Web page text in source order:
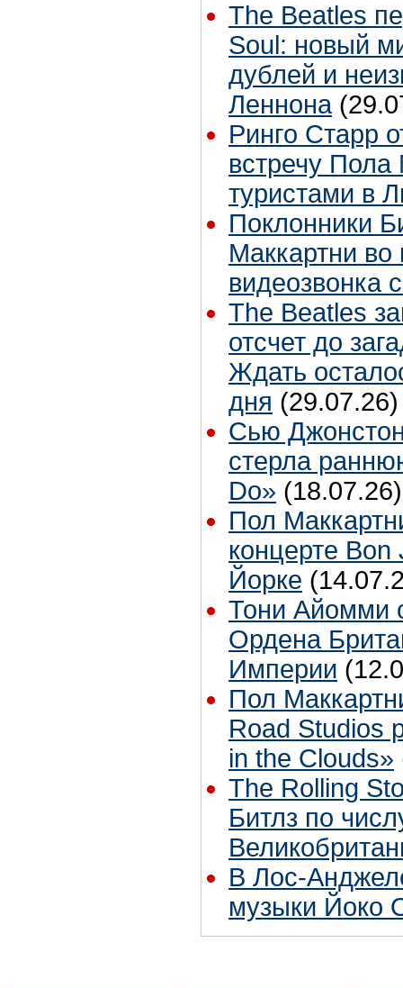
The Beatles
Soul: новый
дублей и
Леннона
Ринго Старр
встречу Пола
туристами в
Поклонники
Маккартни во
видеозвонка
The Beatles
отсчет до
Ждать
дня (29.07.26)
Сью
стерла
Do» (18.07.26)
Пол
концерте
Йорке
Тони Айомми
Ордена
Империи
Пол
Road Studios
in the Clouds»
The Rolling
Битлз по
В Лос-
музыки Йоко